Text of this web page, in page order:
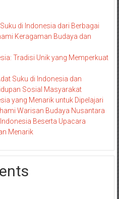
di Indonesia dari Berbagai
Keragaman Budaya dan
Tradisi Unik yang Memperkuat
Suku di Indonesia dan
Sosial Masyarakat
yang Menarik untuk Dipelajari
Warisan Budaya Nusantara
Beserta Upacara
Menarik